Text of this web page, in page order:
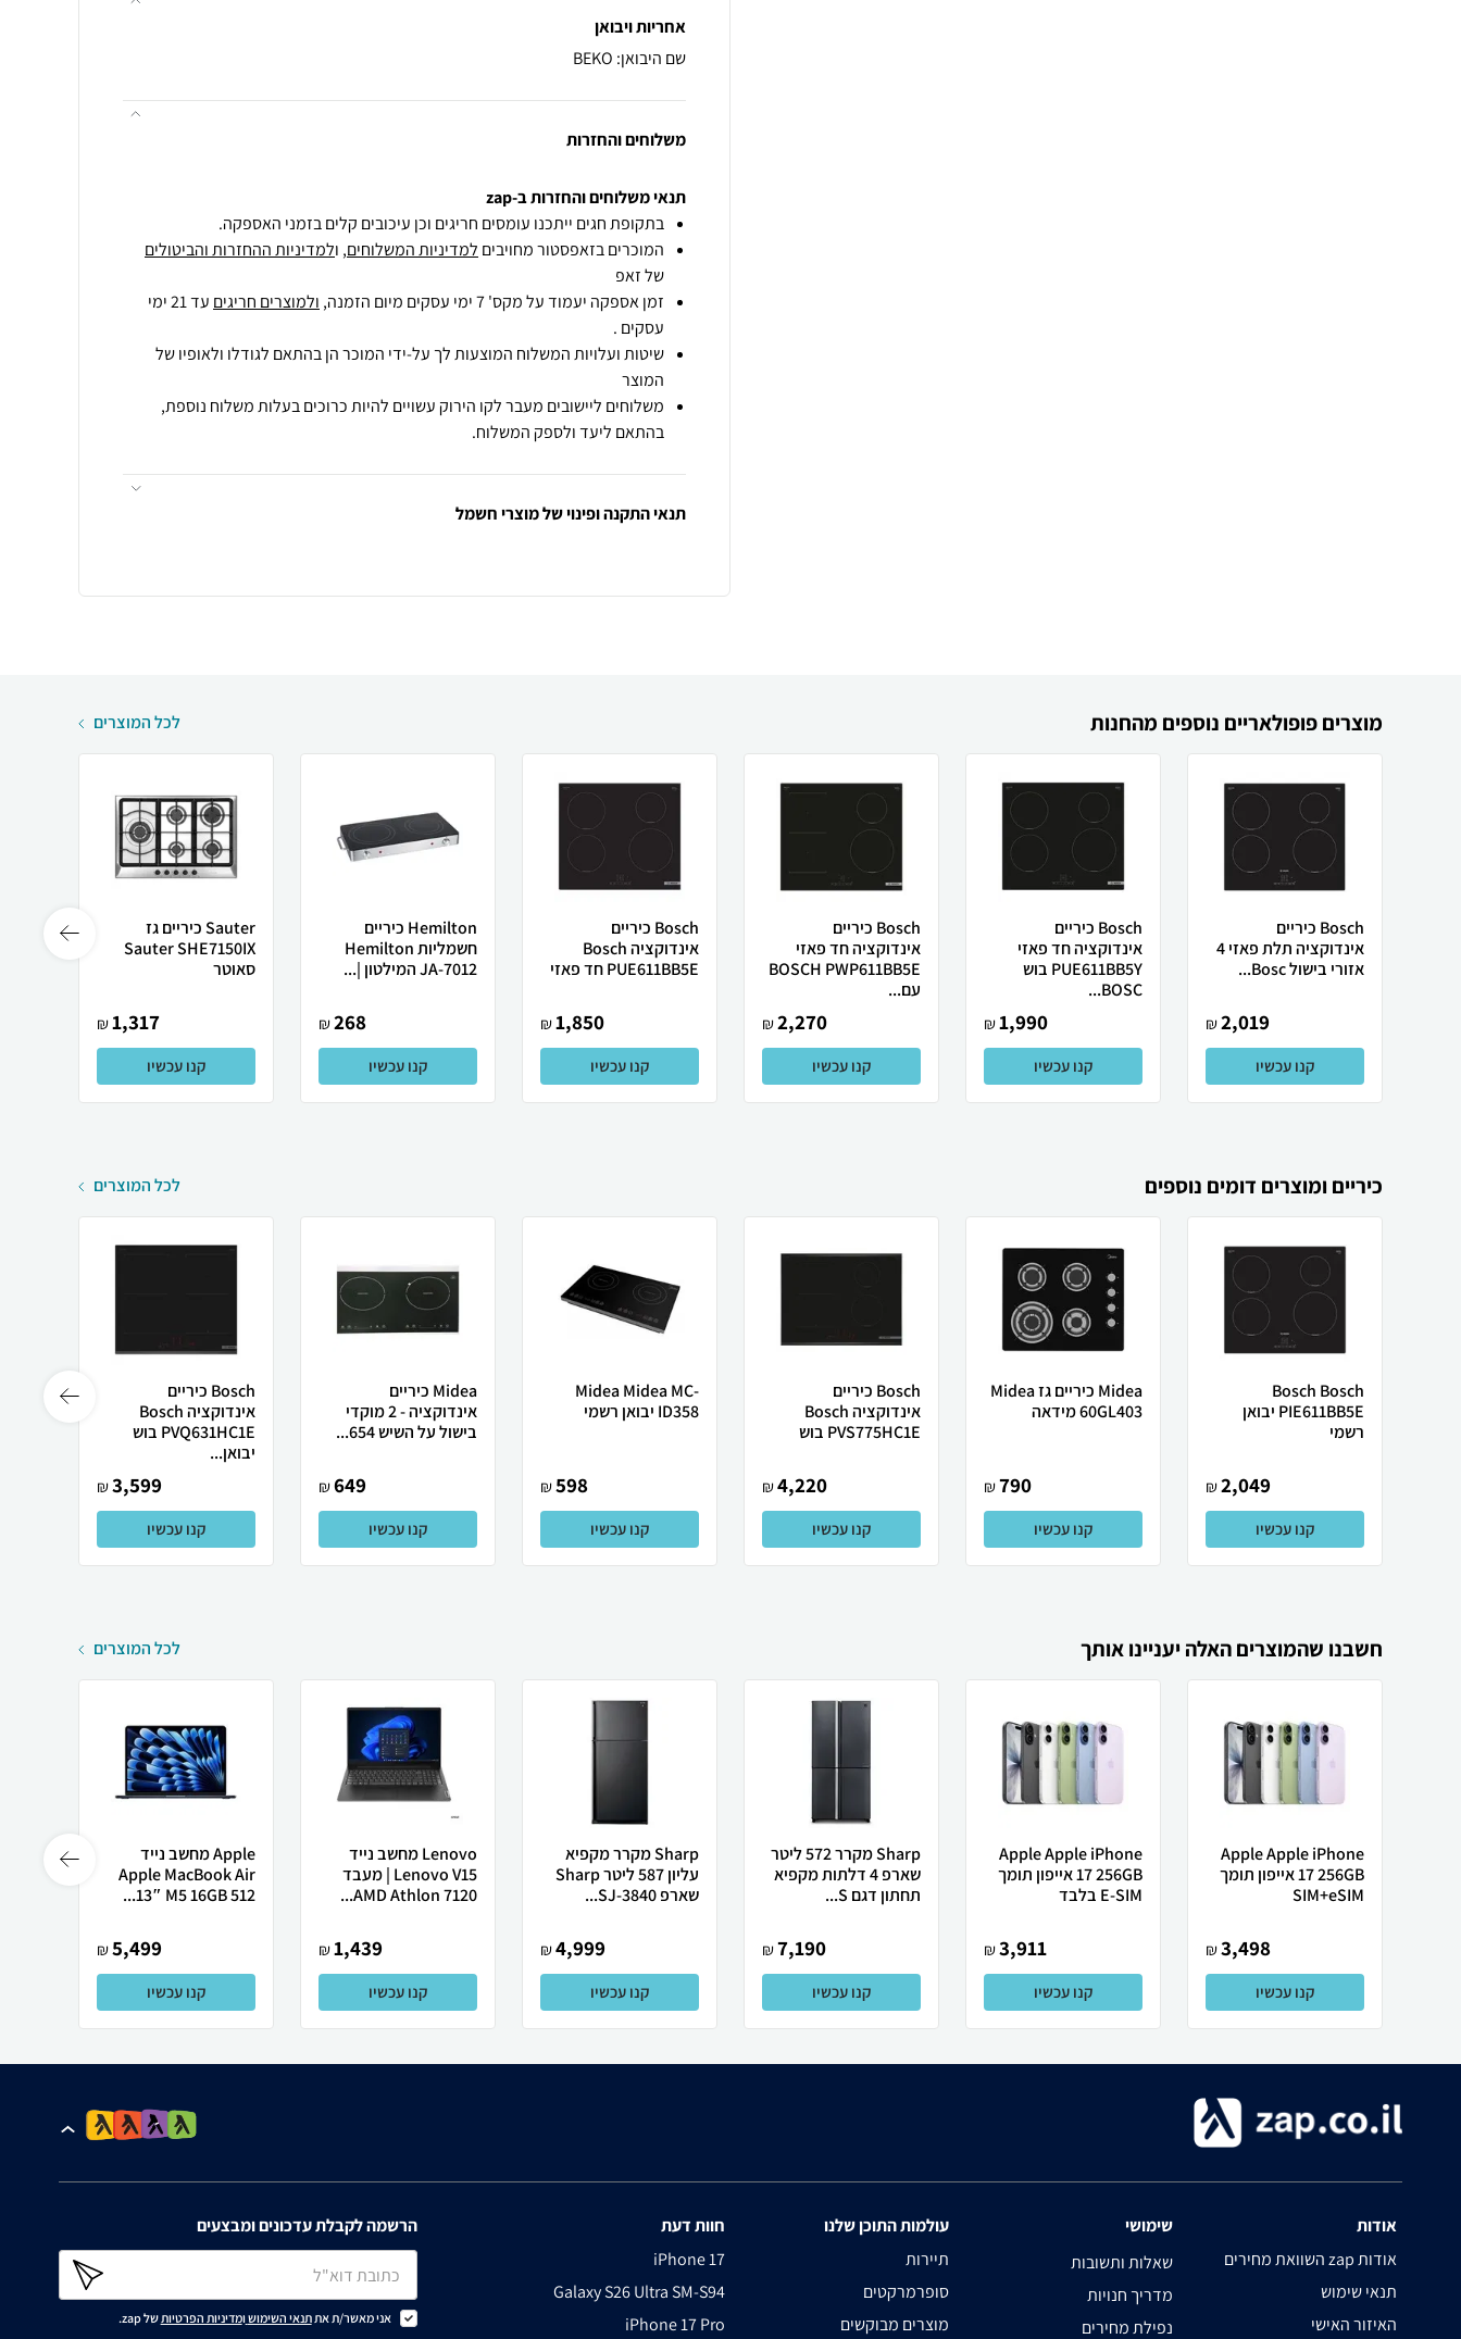
אחריות ויבואן
שם היבואן: BEKO
משלוחים והחזרות
תנאי משלוחים והחזרות ב-zap
בתקופת חגים ייתכנו עומסים חריגים וכן עיכובים קלים בזמני האספקה.
המוכרים בזאפסטור מחויבים למדיניות המשלוחים, ולמדיניות ההחזרות והביטולים
של זאפ
זמן אספקה יעמוד על מקס' 7 ימי עסקים מיום הזמנה,
ולמוצרים חריגים
עד 21 ימי
עסקים .
שיטות ועלויות המשלוח המוצעות לך על-ידי המוכר הן בהתאם לגודלו ולאופיו של
המוצר
משלוחים ליישובים מעבר לקו הירוק עשויים להיות כרוכים בעלות משלוח נוספת,
בהתאם ליעד ולספק המשלוח.
תנאי התקנה ופינוי של מוצרי חשמל
מוצרים פופולאריים נוספים מהחנות לכל המוצרים
Bosch כיריים
אינדוקציה תלת פאזי 4
אזורי בישול Bosc...
2,019
₪
קנו עכשיו
Bosch כיריים
אינדוקציה חד פאזי
PUE611BB5Y בוש
BOSC...
1,990
₪
קנו עכשיו
Bosch כיריים
אינדוקציה חד פאזי
BOSCH PWP611BB5E
עם...
2,270
₪
קנו עכשיו
Bosch כיריים
אינדוקציה Bosch
PUE611BB5E חד פאזי
1,850
₪
קנו עכשיו
Hemilton כיריים
חשמליות Hemilton
JA-7012 המילטון |...
268
₪
קנו עכשיו
Sauter כיריים גז
Sauter SHE7150IX
סאוטר
1,317
₪
קנו עכשיו
כיריים ומוצרים דומים נוספים לכל המוצרים
Bosch Bosch
PIE611BB5E יבואן
רשמי
2,049
₪
קנו עכשיו
Midea ‏כיריים גז Midea
60GL403 מידאה
790
₪
קנו עכשיו
Bosch ‏כיריים
אינדוקציה Bosch
PVS775HC1E בוש
4,220
₪
קנו עכשיו
Midea Midea MC-
ID358 יבואן רשמי
598
₪
קנו עכשיו
Midea כיריים
אינדוקציה - 2 מוקדי
בישול על השיש 654...
649
₪
קנו עכשיו
Bosch ‏כיריים
אינדוקציה Bosch
PVQ631HC1E בוש
יבואן...
3,599
₪
קנו עכשיו
חשבנו שהמוצרים האלה יעניינו אותך לכל המוצרים
Apple Apple iPhone
17 256GB אייפון תומך
SIM+eSIM
3,498
₪
קנו עכשיו
Apple Apple iPhone
17 256GB אייפון תומך
E-SIM בלבד
3,911
₪
קנו עכשיו
Sharp מקרר 572 ליטר
שארפ 4 דלתות מקפיא
תחתון דגם S...
7,190
₪
קנו עכשיו
Sharp מקרר מקפיא
עליון 587 ליטר Sharp
שארפ SJ-3840...
4,999
₪
קנו עכשיו
Lenovo מחשב נייד
Lenovo V15 | מעבד
AMD Athlon 7120...
1,439
₪
קנו עכשיו
Apple מחשב נייד
Apple MacBook Air
13″ M5 ‎16GB 512...
5,499
₪
קנו עכשיו
אודות
השוואת מחירים zap אודות
תנאי שימוש
האיזור האישי
שימושי
שאלות ותשובות
מדריך חנויות
נפילת מחירים
עולמות התוכן שלנו
תיירות
סופרמרקטים
מוצרים מבוקשים
חוות דעת
iPhone 17
Galaxy S26 Ultra SM-S94
iPhone 17 Pro
הרשמה לקבלת עדכונים ומבצעים
אני מאשר/ת אתתנאי השימושומדיניות הפרטיותשל zap.